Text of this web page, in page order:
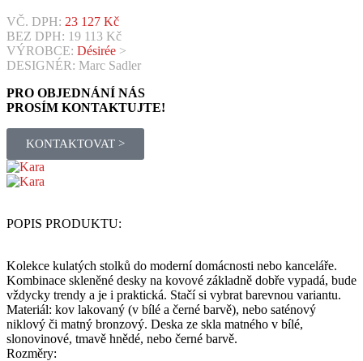
VČ. DPH: 23 127 Kč
BEZ DPH: 19 113 Kč
VÝROBCE: Désirée >
DESIGNÉR: Marc Sadler
PRO OBJEDNÁNÍ NÁS
PROSÍM KONTAKTUJTE!
KONTAKTOVAT >
POPIS PRODUKTU:
Kolekce kulatých stolků do moderní domácnosti nebo kanceláře.
Kombinace skleněné desky na kovové základně dobře vypadá, bude
vždycky trendy a je i praktická. Stačí si vybrat barevnou variantu.
Materiál: kov lakovaný (v bílé a černé barvě), nebo saténový
niklový či matný bronzový. Deska ze skla matného v bílé,
slonovinové, tmavě hnědé, nebo černé barvě.
Rozměry: